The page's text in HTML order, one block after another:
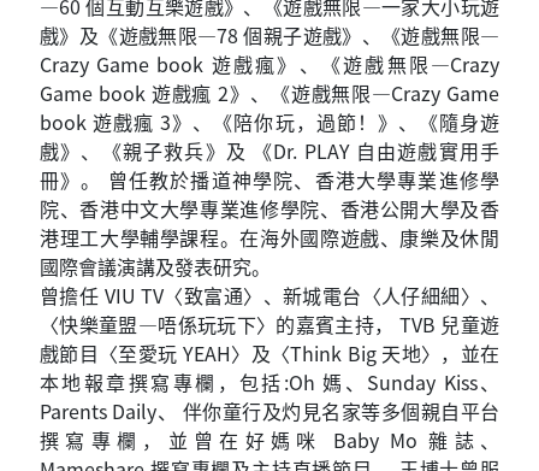
—60 個互動互樂遊戲》、《遊戲無限—一家大小玩遊
戲》及《遊戲無限—78 個親子遊戲》、《遊戲無限—
Crazy Game book 遊戲瘋》、《遊戲無限—Crazy
Game book 遊戲瘋 2》、《遊戲無限—Crazy Game
book 遊戲瘋 3》、《陪你玩，過節！》、《隨身遊
戲》、《親子救兵》及 《Dr. PLAY 自由遊戲實用手
冊》。 曾任教於播道神學院、香港大學專業進修學
院、香港中文大學專業進修學院、香港公開大學及香
港理工大學輔學課程。在海外國際遊戲、康樂及休閒
國際會議演講及發表研究。
曾擔任 VIU TV〈致富通〉、新城電台〈人仔細細〉、
〈快樂童盟—唔係玩玩下〉的嘉賓主持， TVB 兒童遊
戲節目〈至愛玩 YEAH〉及〈Think Big 天地〉，並在
本地報章撰寫專欄，包括:Oh 媽、Sunday Kiss、
Parents Daily、 伴你童行及灼見名家等多個親自平台
撰寫專欄，並曾在好媽咪 Baby Mo 雜誌、